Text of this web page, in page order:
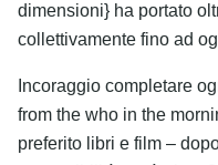
dimensioni} ha portato
collettivamente fino ad
Incoraggio completare
from the who in the
preferito libri e film –